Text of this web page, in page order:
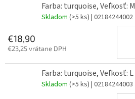
Farba: turquoise, Veľkosť: M
Skladom (>5 ks) | 02184244002
€18,90
€23,25 vrátane DPH
Farba: turquoise, Veľkosť: L
Skladom (>5 ks) | 02184244003